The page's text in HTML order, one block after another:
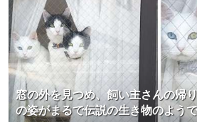
窓の外を見つめ、飼い主さんの帰
の姿がまるで伝説の生き物のよう